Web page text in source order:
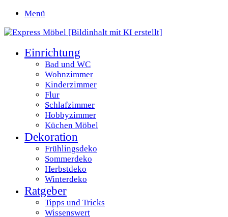
Menü
Einrichtung
Bad und WC
Wohnzimmer
Kinderzimmer
Flur
Schlafzimmer
Hobbyzimmer
Küchen Möbel
Dekoration
Frühlingsdeko
Sommerdeko
Herbstdeko
Winterdeko
Ratgeber
Tipps und Tricks
Wissenswert